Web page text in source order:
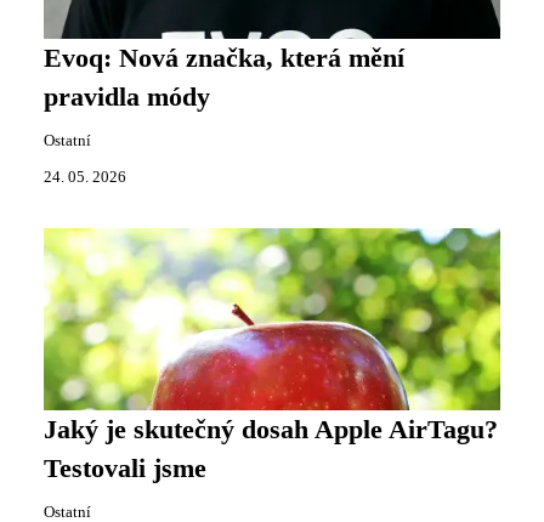
Evoq: Nová značka, která mění
pravidla módy
Ostatní
24. 05. 2026
Jaký je skutečný dosah Apple AirTagu?
Testovali jsme
Ostatní